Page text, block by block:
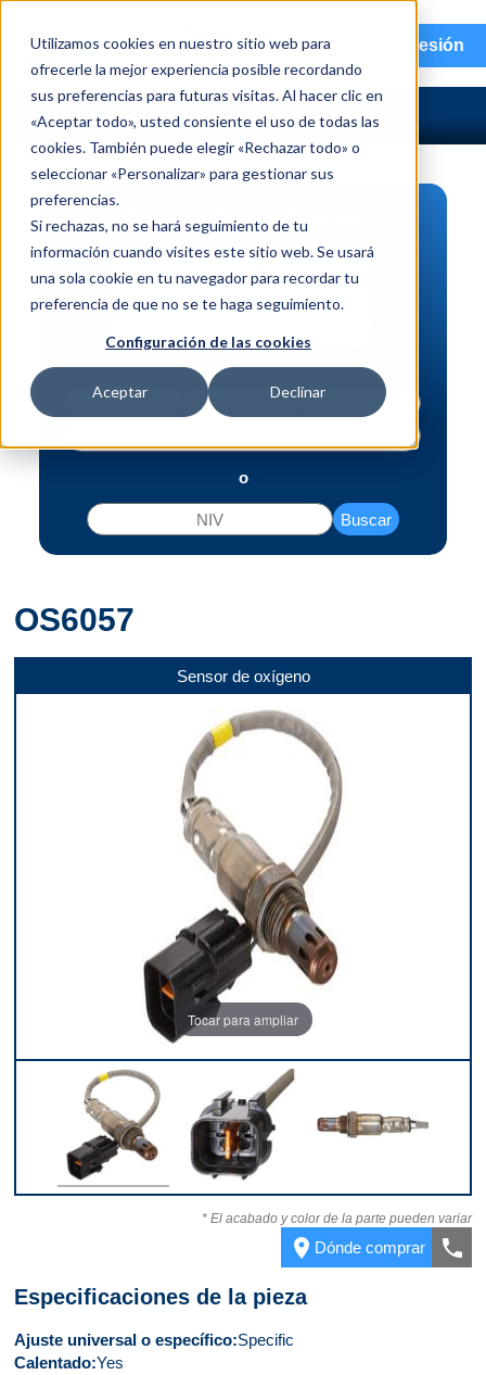
Utilizamos cookies en nuestro sitio web para
ofrecerle la mejor experiencia posible recordando
sus preferencias para futuras visitas. Al hacer clic en
«Aceptar todo», usted consiente el uso de todas las
cookies. También puede elegir «Rechazar todo» o
seleccionar «Personalizar» para gestionar sus
preferencias.
Si rechazas, no se hará seguimiento de tu
información cuando visites este sitio web. Se usará
una sola cookie en tu navegador para recordar tu
preferencia de que no se te haga seguimiento.
Configuración de las cookies
Aceptar Declinar
menu Iniciar sesión
BÚSQUEDA DE PIEZAS
Vehículo | NIV
Pieza | N.º de intercambio
o
Buscar
OS6057
Sensor de oxígeno
Tocar para ampliar
Conector Lado
* El acabado y color de la parte pueden variar
place Dónde comprar call
Especificaciones de la pieza
Ajuste universal o específico Specific
Calentado Yes